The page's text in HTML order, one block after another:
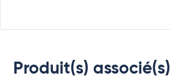
Produit(s) associé(s)